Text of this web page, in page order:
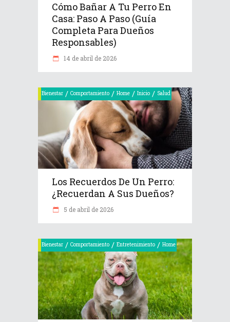
Cómo Bañar A Tu Perro En
Casa: Paso A Paso (Guía
Completa Para Dueños
Responsables)
14 de abril de 2026
Bienestar / Comportamiento / Home / Inicio / Salud
Los Recuerdos De Un Perro:
¿recuerdan A Sus Dueños?
5 de abril de 2026
Bienestar / Comportamiento / Entretenimiento / Home